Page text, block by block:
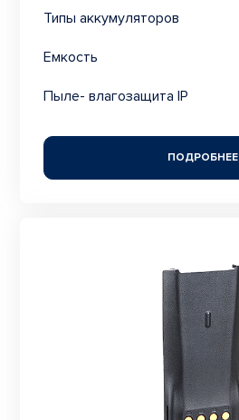
Типы аккумуляторов
Емкость
Пыле- влагозащита IP
ПОДРОБНЕЕ